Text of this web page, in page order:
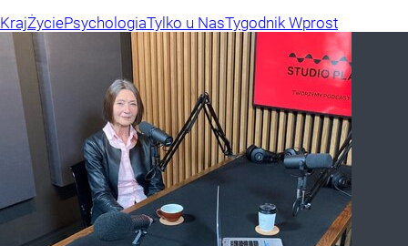
KrajŻyciePsychologiaTylko u NasTygodnik Wprost